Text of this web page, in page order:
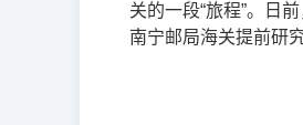
关的一段“旅程”。日
南宁邮局海关提前研